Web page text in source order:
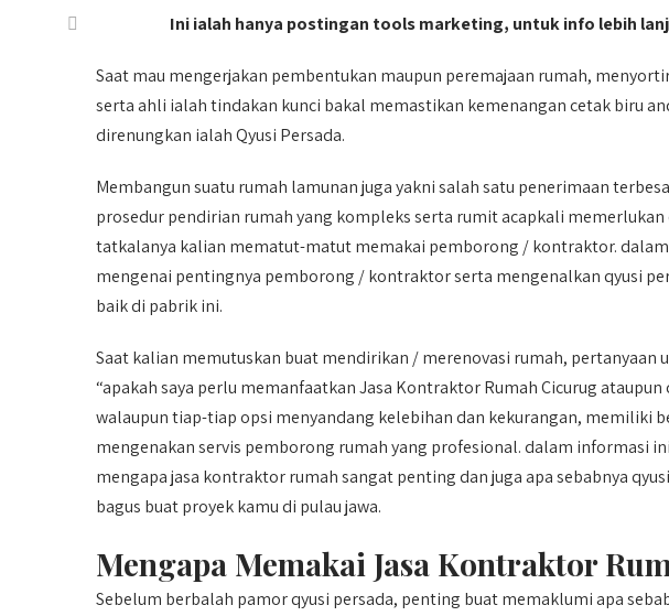
Ini ialah hanya postingan tools marketing, untuk info lebih
Saat mau mengerjakan pembentukan maupun peremajaan rumah,
serta ahli ialah tindakan kunci bakal memastikan kemenangan cetak biru
direnungkan ialah Qyusi Persada.
Membangun suatu rumah lamunan juga yakni salah satu penerimaan
prosedur pendirian rumah yang kompleks serta rumit acapkali
tatkalanya kalian mematut-matut memakai pemborong / kontraktor.
mengenai pentingnya pemborong / kontraktor serta mengenalkan qyusi
baik di pabrik ini.
Saat kalian memutuskan buat mendirikan / merenovasi rumah, pertanyaan
“apakah saya perlu memanfaatkan Jasa Kontraktor Rumah Cicurug
walaupun tiap-tiap opsi menyandang kelebihan dan kekurangan, memiliki
mengenakan servis pemborong rumah yang profesional. dalam informasi
mengapa jasa kontraktor rumah sangat penting dan juga apa sebabnya
bagus buat proyek kamu di pulau jawa.
Mengapa Memakai Jasa Kontraktor
Sebelum berbalah pamor qyusi persada, penting buat memaklumi apa